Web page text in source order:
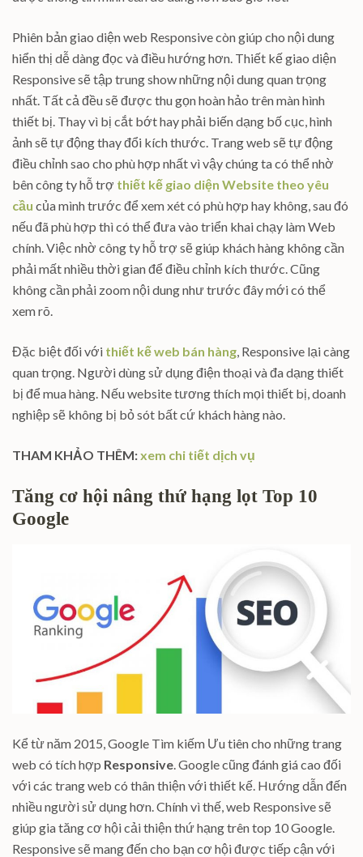
Phiên bản giao diện web Responsive còn giúp cho nội dung
hiển thị dễ dàng đọc và điều hướng hơn. Thiết kế giao diện
Responsive sẽ tập trung show những nội dung quan trọng
nhất. Tất cả đều sẽ được thu gọn hoàn hảo trên màn hình
thiết bị. Thay vì bị cắt bớt hay phải biến dạng bố cục, hình
ảnh sẽ tự động thay đổi kích thước. Trang web sẽ tự động
điều chỉnh sao cho phù hợp nhất vì vậy chúng ta có thể nhờ
bên công ty hỗ trợ thiết kế giao diện Website theo yêu
cầu của mình trước để xem xét có phù hợp hay không, sau đó
nếu đã phù hợp thì có thể đưa vào triển khai chạy làm Web
chính. Việc nhờ công ty hỗ trợ sẽ giúp khách hàng không cần
phải mất nhiều thời gian để điều chỉnh kích thước. Cũng
không cần phải zoom nội dung như trước đây mới có thể
xem rõ.
Đặc biệt đối với thiết kế web bán hàng , Responsive lại càng
quan trọng. Người dùng sử dụng điện thoại và đa dạng thiết
bị để mua hàng. Nếu website tương thích mọi thiết bị, doanh
nghiệp sẽ không bị bỏ sót bất cứ khách hàng nào.
THAM KHẢO THÊM:xem chi tiết dịch vụ
Tăng cơ hội nâng thứ hạng lọt Top 10
Google
Kể từ năm 2015, Google Tìm kiếm Ưu tiên cho những trang
web có tích hợp Responsive . Google cũng đánh giá cao đối
với các trang web có thân thiện với thiết kế. Hướng dẫn đến
nhiều người sử dụng hơn. Chính vì thế, web Responsive sẽ
giúp gia tăng cơ hội cải thiện thứ hạng trên top 10 Google.
Responsive sẽ mang đến cho bạn cơ hội được tiếp cận với